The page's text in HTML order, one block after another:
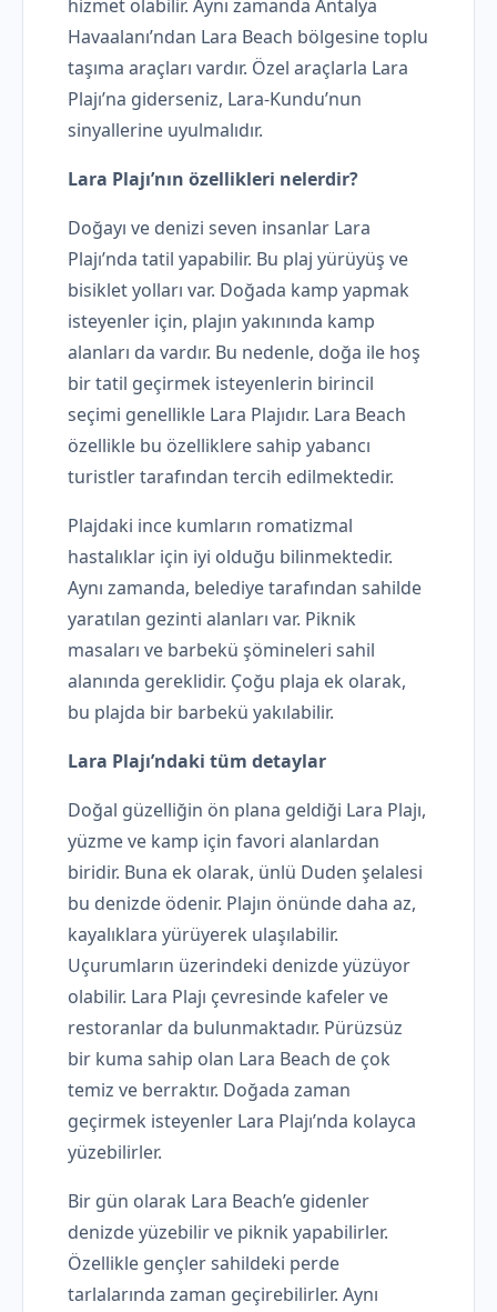
hizmet olabilir. Aynı zamanda Antalya
Havaalanı’ndan Lara Beach bölgesine toplu
taşıma araçları vardır. Özel araçlarla Lara
Plajı’na giderseniz, Lara-Kundu’nun
sinyallerine uyulmalıdır.
Lara Plajı’nın özellikleri nelerdir?
Doğayı ve denizi seven insanlar Lara
Plajı’nda tatil yapabilir. Bu plaj yürüyüş ve
bisiklet yolları var. Doğada kamp yapmak
isteyenler için, plajın yakınında kamp
alanları da vardır. Bu nedenle, doğa ile hoş
bir tatil geçirmek isteyenlerin birincil
seçimi genellikle Lara Plajıdır. Lara Beach
özellikle bu özelliklere sahip yabancı
turistler tarafından tercih edilmektedir.
Plajdaki ince kumların romatizmal
hastalıklar için iyi olduğu bilinmektedir.
Aynı zamanda, belediye tarafından sahilde
yaratılan gezinti alanları var. Piknik
masaları ve barbekü şömineleri sahil
alanında gereklidir. Çoğu plaja ek olarak,
bu plajda bir barbekü yakılabilir.
Lara Plajı’ndaki tüm detaylar
Doğal güzelliğin ön plana geldiği Lara Plajı,
yüzme ve kamp için favori alanlardan
biridir. Buna ek olarak, ünlü Duden şelalesi
bu denizde ödenir. Plajın önünde daha az,
kayalıklara yürüyerek ulaşılabilir.
Uçurumların üzerindeki denizde yüzüyor
olabilir. Lara Plajı çevresinde kafeler ve
restoranlar da bulunmaktadır. Pürüzsüz
bir kuma sahip olan Lara Beach de çok
temiz ve berraktır. Doğada zaman
geçirmek isteyenler Lara Plajı’nda kolayca
yüzebilirler.
Bir gün olarak Lara Beach’e gidenler
denizde yüzebilir ve piknik yapabilirler.
Özellikle gençler sahildeki perde
tarlalarında zaman geçirebilirler. Aynı